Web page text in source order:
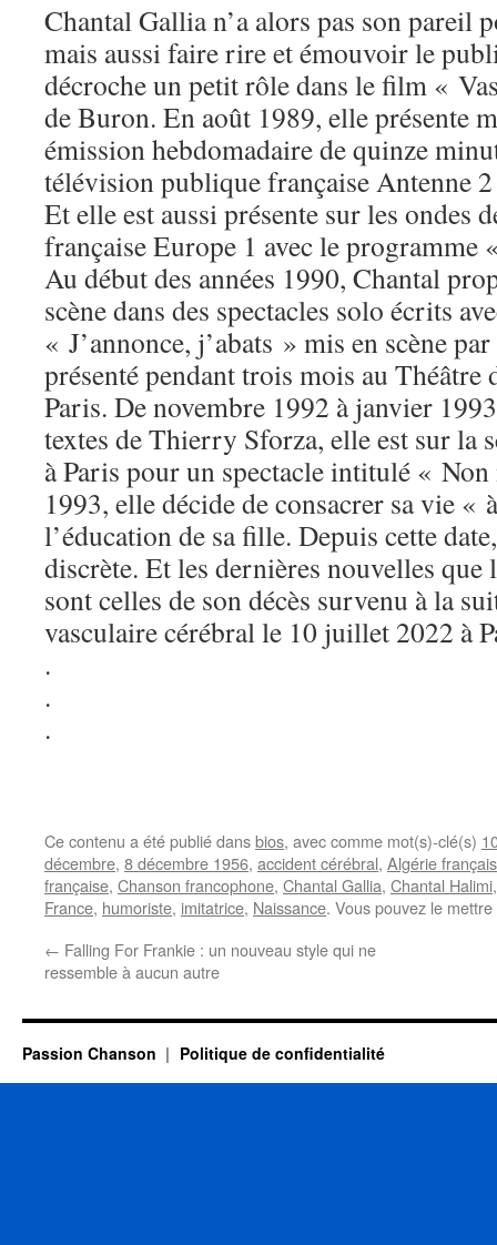
Chantal Gallia n’a alors pas son pareil
mais aussi faire rire et émouvoir le
décroche un petit rôle dans le film «
de Buron. En août 1989, elle présente
émission hebdomadaire de quinze
télévision publique française Antenne
Et elle est aussi présente sur les ondes
française Europe 1 avec le programme
Au début des années 1990, Chantal
scène dans des spectacles solo écrits
« J’annonce, j’abats » mis en scène
présenté pendant trois mois au Théâtre
Paris. De novembre 1992 à janvier
textes de Thierry Sforza, elle est sur la
à Paris pour un spectacle intitulé «
1993, elle décide de consacrer sa vie «
l’éducation de sa fille. Depuis cette
discrète. Et les dernières nouvelles que
sont celles de son décès survenu à la
vasculaire cérébral le 10 juillet 2022 à
.
.
.
Ce contenu a été publié dansbios, avec comme mot(s)-clé(s)
décembre, 8 décembre 1956, accident cérébral, Algérie
française, Chanson francophone, Chantal Gallia, Chantal Halimi
France, humoriste, imitatrice, Naissance. Vous pouvez le
← Falling For Frankie : un nouveau style qui ne
ressemble à aucun autre
Passion Chanson Politique de confidentialité